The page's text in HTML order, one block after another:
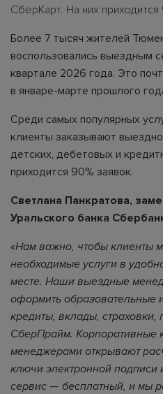
СберКарт. На них приходится
Более 7 тысяч жителей
воспользовались выездным
квартале 2026 года. Это
в январе-марте прошлого
Среди самых популярных
клиенты заказывают
детских, дебетовых и
приходится 90% заявок.
Светлана Панкратова,
Уральского банка
«Нам важно, чтобы клиенты
необходимые услуги в
месте. Наши выездные
оформить образовательные
кредиты, вклады,
СберПрайм. Корпоративные
менеджерами открывают
ключи электронной
сервис — бесплатный, и мы